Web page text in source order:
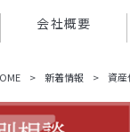
会社概要
> 新着情報 > 資産